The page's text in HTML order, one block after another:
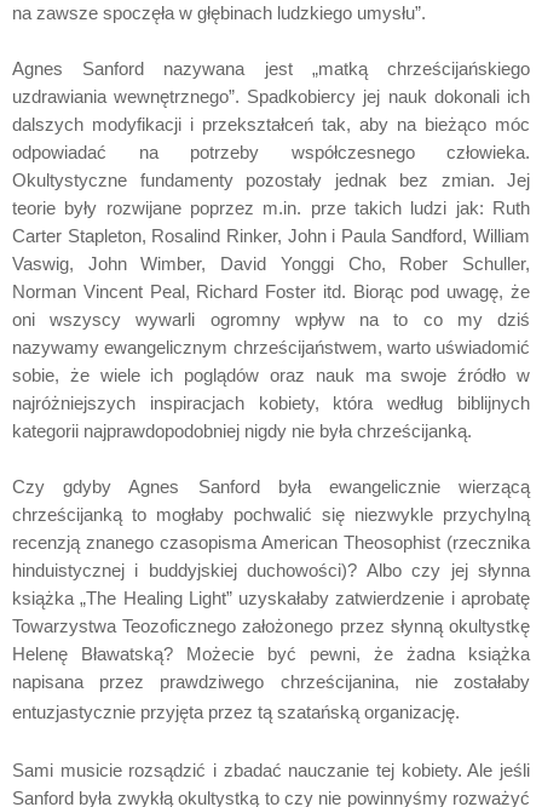
na zawsze spoczęła w głębinach ludzkiego umysłu”.
Agnes Sanford nazywana jest „matką chrześcijańskiego
uzdrawiania wewnętrznego”. Spadkobiercy jej nauk dokonali ich
dalszych modyfikacji i przekształceń tak, aby na bieżąco móc
odpowiadać na potrzeby współczesnego człowieka.
Okultystyczne fundamenty pozostały jednak bez zmian. Jej
teorie były rozwijane poprzez m.in. prze takich ludzi jak: Ruth
Carter Stapleton, Rosalind Rinker, John i Paula Sandford, William
Vaswig, John Wimber, David Yonggi Cho, Rober Schuller,
Norman Vincent Peal, Richard Foster itd. Biorąc pod uwagę, że
oni wszyscy wywarli ogromny wpływ na to co my dziś
nazywamy ewangelicznym chrześcijaństwem, warto uświadomić
sobie, że wiele ich poglądów oraz nauk ma swoje źródło w
najróżniejszych inspiracjach kobiety, która według biblijnych
kategorii najprawdopodobniej nigdy nie była chrześcijanką.
Czy gdyby Agnes Sanford była ewangelicznie wierzącą
chrześcijanką to mogłaby pochwalić się niezwykle przychylną
recenzją znanego czasopisma American Theosophist (rzecznika
hinduistycznej i buddyjskiej duchowości)? Albo czy jej słynna
książka „The Healing Light” uzyskałaby zatwierdzenie i aprobatę
Towarzystwa Teozoficznego założonego przez słynną okultystkę
Helenę Bławatską? Możecie być pewni, że żadna książka
napisana przez prawdziwego chrześcijanina, nie zostałaby
entuzjastycznie przyjęta przez tą szatańską organizację.
Sami musicie rozsądzić i zbadać nauczanie tej kobiety. Ale jeśli
Sanford była zwykłą okultystką to czy nie powinnyśmy rozważyć